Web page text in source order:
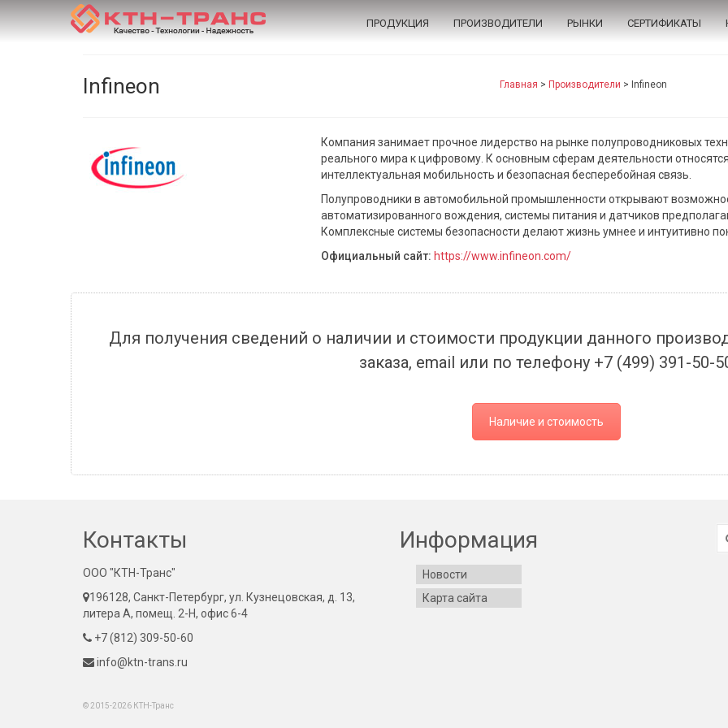
ПРОДУКЦИЯ ПРОИЗВОДИТЕЛИ РЫНКИ СЕРТИФИКАТЫ
Infineon Главная > Производители > Infineon
Компания занимает прочное лидерство на рынке полупроводниковых
реального мира к цифровому. К основным сферам деятельности
интеллектуальная мобильность и безопасная бесперебойная связь.
Полупроводники в автомобильной промышленности открывают
автоматизированного вождения, системы питания и датчиков
Комплексные системы безопасности делают жизнь умнее и интуитивно
Официальный сайт: https://www.infineon.com/
Для получения сведений о наличии и стоимости продукции данного
заказа, email или по телефону +7 (499) 391-50-
Наличие и стоимость
Контакты
ООО "КТН-Транс"
196128, Санкт-Петербург, ул. Кузнецовская, д. 13,
литера А, помещ. 2-Н, офис 6-4
+7 (812) 309-50-60
info@ktn-trans.ru
Информация
Новости
Карта сайта
© 2015-2026 КТН-Транс